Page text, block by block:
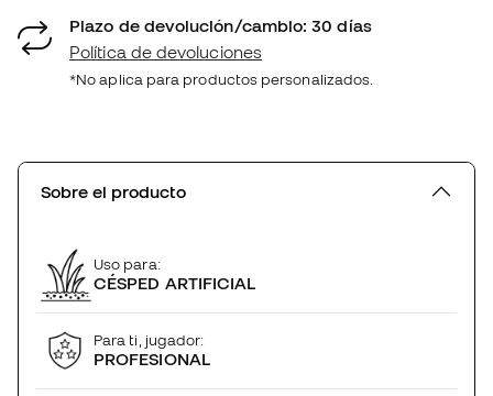
Plazo de devolución/cambio: 30 días
Política de devoluciones
*No aplica para productos personalizados.
Sobre el producto
Uso para:
CÉSPED ARTIFICIAL
Para ti, jugador:
PROFESIONAL